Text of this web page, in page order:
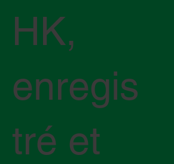
HK,
enregis
tré et